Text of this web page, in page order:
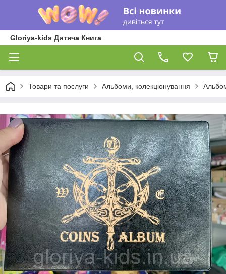
Gloriya-kids Дитяча Книга
Товари та послуги Альбоми, колекціонування